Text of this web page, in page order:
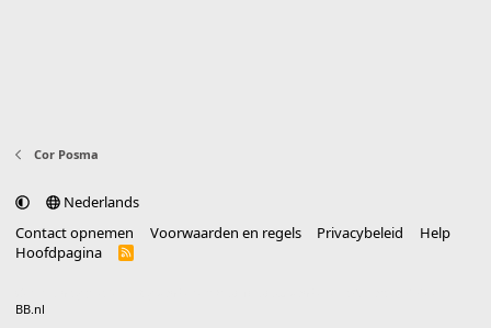
Cor Posma
Nederlands
Contact opnemen
Voorwaarden en regels Privacybeleid
Help
Hoofdpagina
R
BB.nl